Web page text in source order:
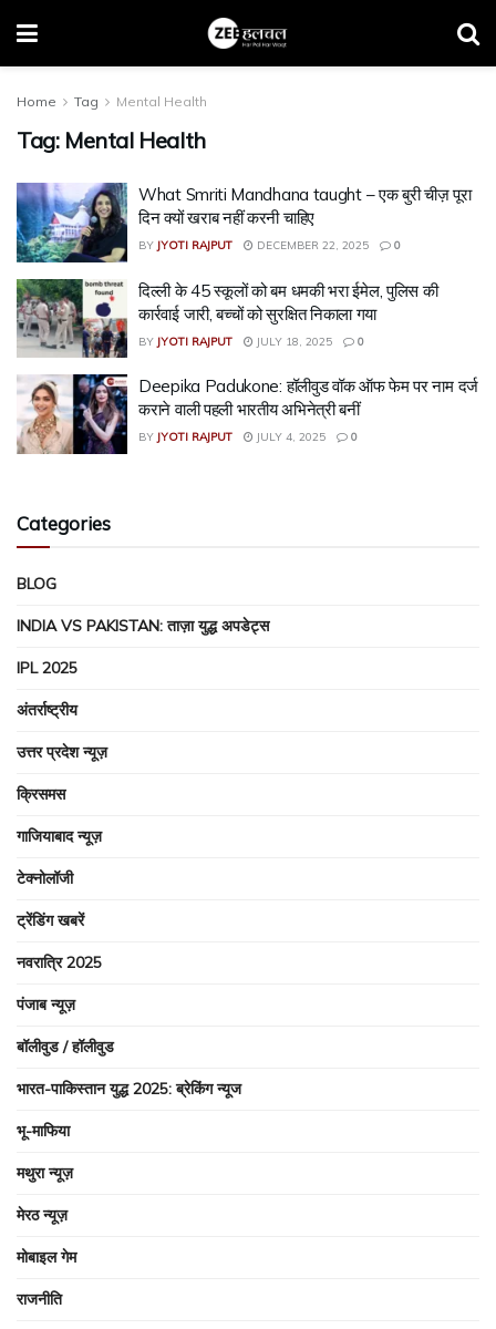
Home Tag Mental Health
Tag: Mental Health
What Smriti Mandhana taught – एक बुरी चीज़ पूरा
दिन क्यों खराब नहीं करनी चाहिए
BY JYOTI RAJPUT DECEMBER 22, 2025 0
दिल्ली के 45 स्कूलों को बम धमकी भरा ईमेल, पुलिस की
कार्रवाई जारी, बच्चों को सुरक्षित निकाला गया
BY JYOTI RAJPUT JULY 18, 2025 0
Deepika Padukone: हॉलीवुड वॉक ऑफ फेम पर नाम दर्ज
कराने वाली पहली भारतीय अभिनेत्री बनीं
BY JYOTI RAJPUT JULY 4, 2025 0
Categories
BLOG
INDIA VS PAKISTAN: ताज़ा युद्ध अपडेट्स
IPL 2025
अंतर्राष्ट्रीय
उत्तर प्रदेश न्यूज़
क्रिसमस
गाजियाबाद न्यूज़
टेक्नोलॉजी
ट्रेंडिंग खबरें
नवरात्रि 2025
पंजाब न्यूज़
बॉलीवुड / हॉलीवुड
भारत-पाकिस्तान युद्ध 2025: ब्रेकिंग न्यूज
भू-माफिया
मथुरा न्यूज़
मेरठ न्यूज़
मोबाइल गेम
राजनीति